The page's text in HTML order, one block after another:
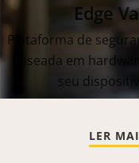
Edge
Plataforma de
baseada em
seu
LER